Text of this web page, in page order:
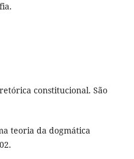
constitucional. São
teoria da dogmática